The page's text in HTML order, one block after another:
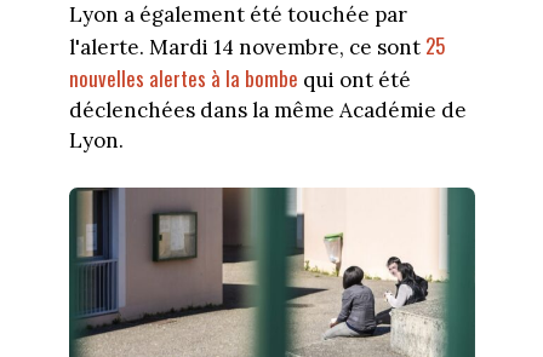
Lyon a également été touchée par
l'alerte. Mardi 14 novembre, ce sont 25
nouvelles alertes à la bombe qui ont été
déclenchées dans la même Académie de
Lyon.